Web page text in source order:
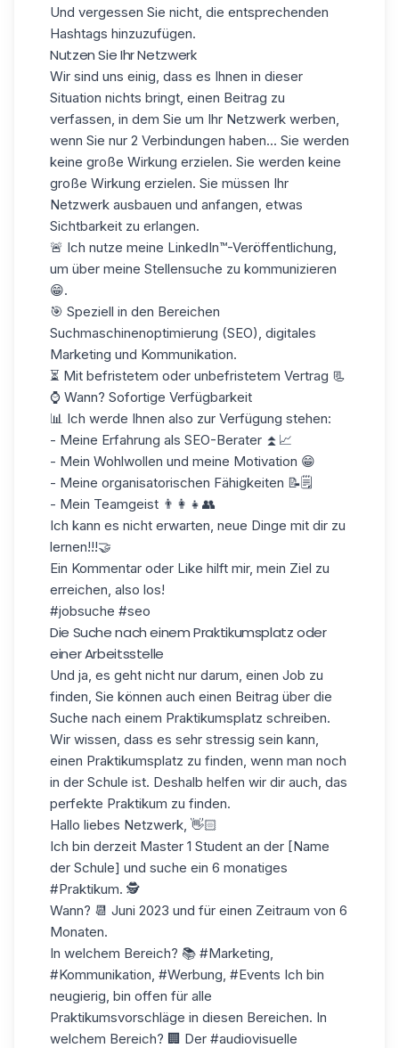
Und vergessen Sie nicht, die entsprechenden
Hashtags hinzuzufügen.
Nutzen Sie Ihr Netzwerk
Wir sind uns einig, dass es Ihnen in dieser
Situation nichts bringt, einen Beitrag zu
verfassen, in dem Sie um Ihr Netzwerk werben,
wenn Sie nur 2 Verbindungen haben... Sie werden
keine große Wirkung erzielen. Sie werden keine
große Wirkung erzielen. Sie müssen Ihr
Netzwerk ausbauen und anfangen, etwas
Sichtbarkeit zu erlangen.
🚨 Ich nutze meine LinkedIn™-Veröffentlichung,
um über meine Stellensuche zu kommunizieren
😁.
🎯 Speziell in den Bereichen
Suchmaschinenoptimierung (SEO), digitales
Marketing und Kommunikation.
⏳ Mit befristetem oder unbefristetem Vertrag 📃
⌚ Wann? Sofortige Verfügbarkeit
📊 Ich werde Ihnen also zur Verfügung stehen:
- Meine Erfahrung als SEO-Berater ⏫️📈
- Mein Wohlwollen und meine Motivation 😁
- Meine organisatorischen Fähigkeiten 📝🗒
- Mein Teamgeist 👨👩👧👥️️
Ich kann es nicht erwarten, neue Dinge mit dir zu
lernen!!!🤝
Ein Kommentar oder Like hilft mir, mein Ziel zu
erreichen, also los!
#jobsuche #seo
Die Suche nach einem Praktikumsplatz oder
einer Arbeitsstelle
Und ja, es geht nicht nur darum, einen Job zu
finden, Sie können auch einen Beitrag über die
Suche nach einem Praktikumsplatz schreiben.
Wir wissen, dass es sehr stressig sein kann,
einen Praktikumsplatz zu finden, wenn man noch
in der Schule ist. Deshalb helfen wir dir auch, das
perfekte Praktikum zu finden.
Hallo liebes Netzwerk, 👋🏻
Ich bin derzeit Master 1 Student an der [Name
der Schule] und suche ein 6 monatiges
#Praktikum. 🕵️
Wann? 📆 Juni 2023 und für einen Zeitraum von 6
Monaten.
In welchem Bereich? 📚 #Marketing,
#Kommunikation, #Werbung, #Events Ich bin
neugierig, bin offen für alle
Praktikumsvorschläge in diesen Bereichen. In
welchem Bereich? 🏢 Der #audiovisuelle